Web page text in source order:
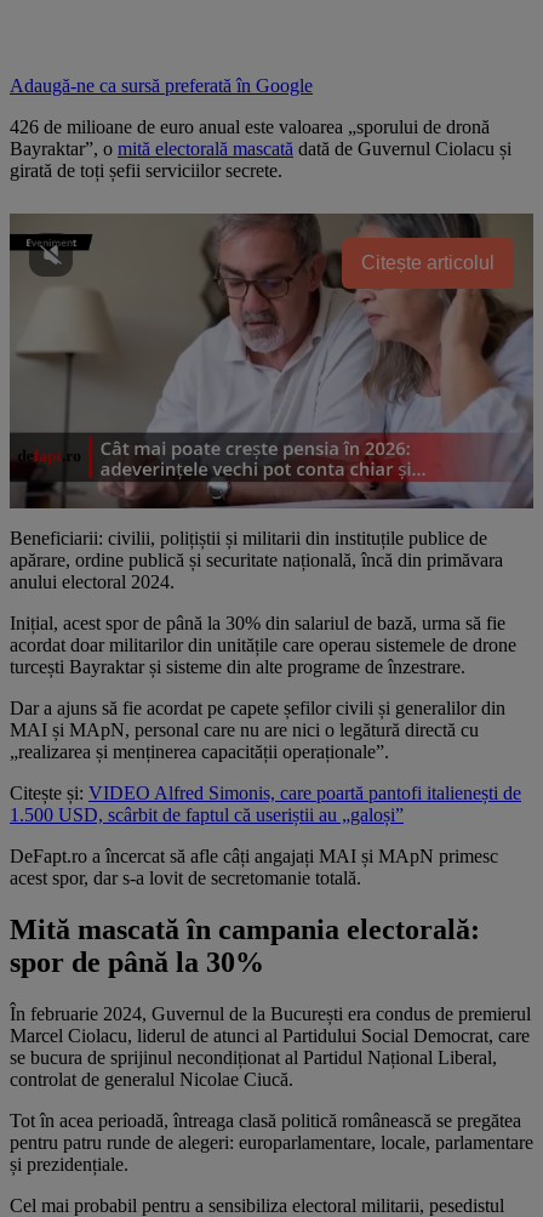
Adaugă-ne ca sursă preferată în Google
426 de milioane de euro anual este valoarea „sporului de dronă
Bayraktar”, o mită electorală mascată dată de Guvernul Ciolacu și
girată de toți șefii serviciilor secrete.
Citește articolul
Beneficiarii: civilii, polițiștii și militarii din instituțile publice de
apărare, ordine publică și securitate națională, încă din primăvara
anului electoral 2024.
Inițial, acest spor de până la 30% din salariul de bază, urma să fie
acordat doar militarilor din unitățile care operau sistemele de drone
turcești Bayraktar și sisteme din alte programe de înzestrare.
Dar a ajuns să fie acordat pe capete șefilor civili și generalilor din
MAI și MApN, personal care nu are nici o legătură directă cu
„realizarea și menținerea capacității operaționale”.
Citește și: VIDEO Alfred Simonis, care poartă pantofi italienești de
1.500 USD, scârbit de faptul că useriștii au „galoși”
DeFapt.ro a încercat să afle câți angajați MAI și MApN primesc
acest spor, dar s-a lovit de secretomanie totală.
Mită mascată în campania electorală:
spor de până la 30%
În februarie 2024, Guvernul de la București era condus de premierul
Marcel Ciolacu, liderul de atunci al Partidului Social Democrat, care
se bucura de sprijinul necondiționat al Partidul Național Liberal,
controlat de generalul Nicolae Ciucă.
Tot în acea perioadă, întreaga clasă politică românească se pregătea
pentru patru runde de alegeri: europarlamentare, locale, parlamentare
și prezidențiale.
Cel mai probabil pentru a sensibiliza electoral militarii, pesedistul